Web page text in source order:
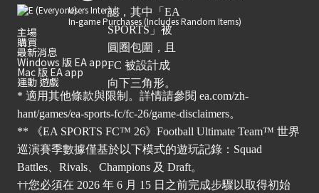
Users Interact
In-game Purchases (Includes Random Items)
主場
購買
最新消息
Windows 版 EA app
Mac 版 EA app
運動 遊戲
* 適用其他條款與限制。詳情請參閱 ea.com/zh-
hant/games/ea-sports-fc/fc-26/game-disclaimers。
** 《EA SPORTS FC™ 26》Football Ultimate Team™ 世界
巡演賽季數據僅基於以下模式的遊玩記錄：Squad
Battles、Rivals、Champions 及 Draft。
††您必須在 2026 年 6 月 15 日之前完成步驟以取得初始